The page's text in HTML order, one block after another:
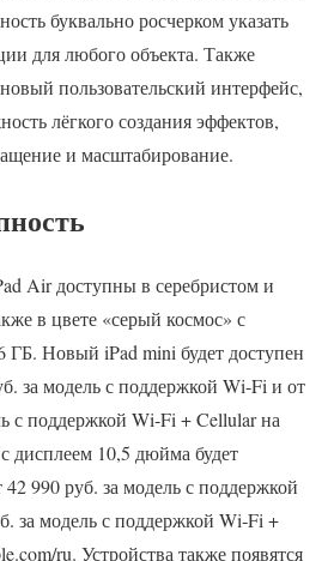
буквально росчерком указать
для любого объекта. Также
пользовательский интерфейс,
лёгкого создания эффектов,
и масштабирование.
Air доступны в серебристом и
в цвете «серый космос» с
ГБ. Новый iPad mini будет доступен
за модель с поддержкой Wi‑Fi и от
с поддержкой Wi‑Fi + Cellular на
дисплеем 10,5 дюйма будет
990 руб. за модель с поддержкой
за модель с поддержкой Wi‑Fi +
ru. Устройства также появятся